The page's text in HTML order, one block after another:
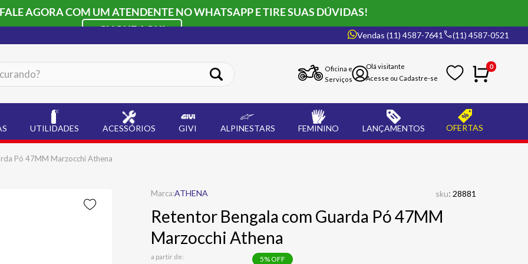
AGORA COM UM ATENDENTE NO WHATSAPP E TIRE SUAS DÚVIDAS!
CLIQUE AQUI
Vendas (11) 4587-7641 (11) 4587-0521
Oficina e
Serviços
0
UTILIDADES ACESSÓRIOS GIVI ALPINESTARS FEMININO LANÇAMENTOS OFERTAS
Pó 47MM Marzocchi Athena
ATHENA sku: 28881
Retentor Bengala com Guarda Pó 47MM
Marzocchi Athena
a partir de: 5% OFF